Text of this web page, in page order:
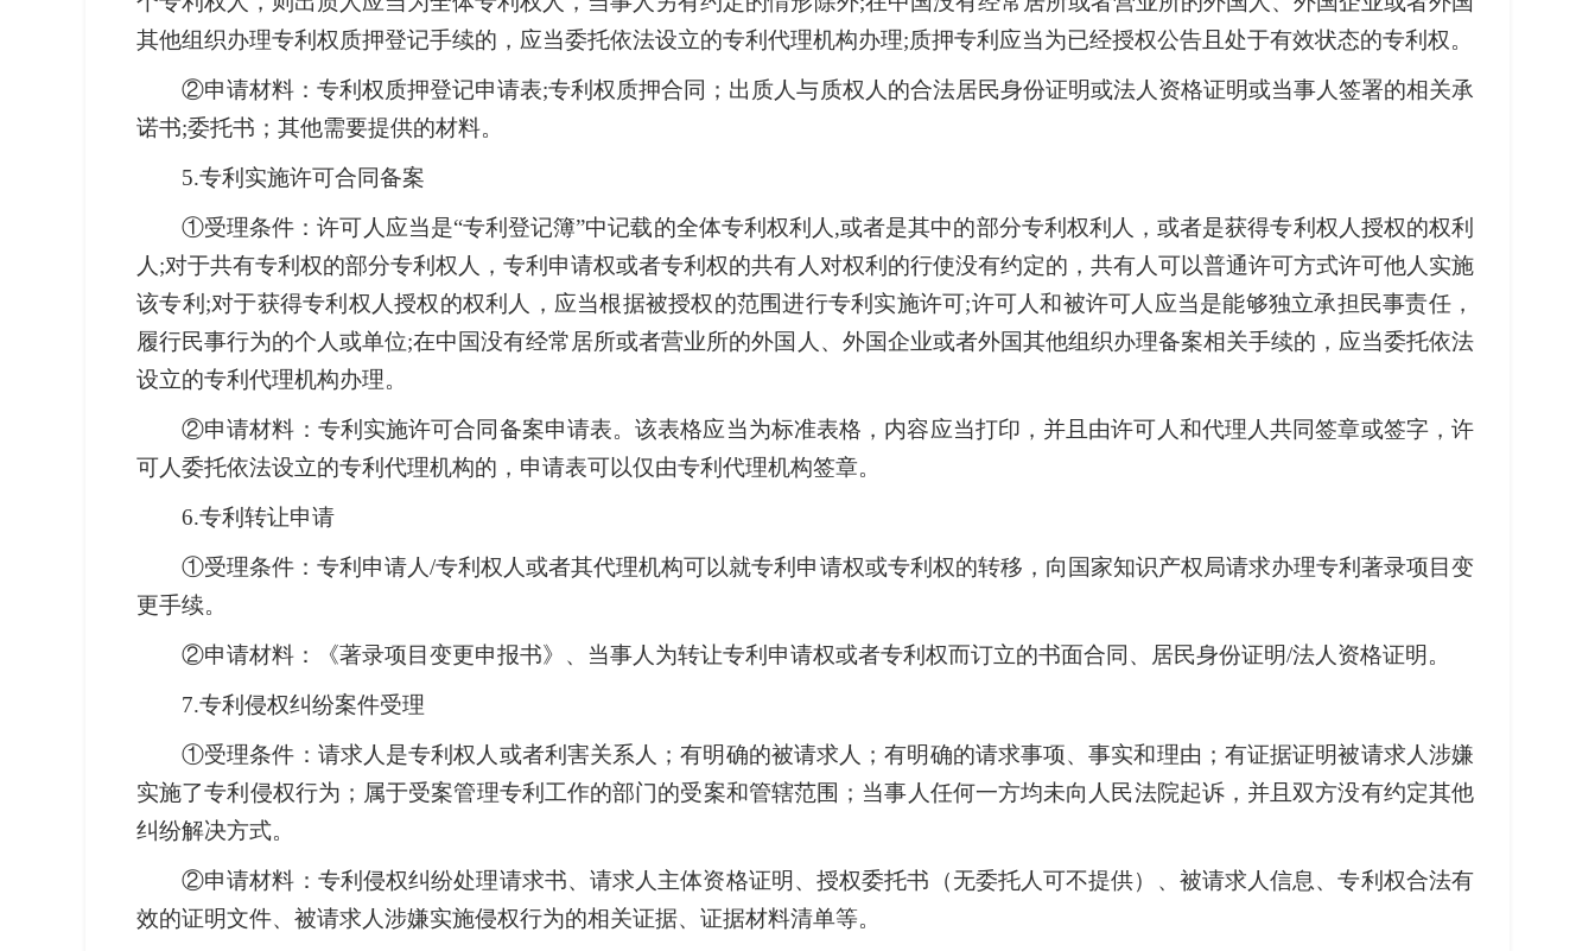
其他组织办理专利权质押登记手续的，应当委托依法设立的专利代理机构办理;质押专利应当为已经授权公告且处于有效状态的专利权。
②申请材料：专利权质押登记申请表;专利权质押合同；出质人与质权人的合法居民身份证明或法人资格证明或当事人签署的相关承
诺书;委托书；其他需要提供的材料。
5.专利实施许可合同备案
①受理条件：许可人应当是“专利登记簿”中记载的全体专利权利人,或者是其中的部分专利权利人，或者是获得专利权人授权的权利
人;对于共有专利权的部分专利权人，专利申请权或者专利权的共有人对权利的行使没有约定的，共有人可以普通许可方式许可他人实施
该专利;对于获得专利权人授权的权利人，应当根据被授权的范围进行专利实施许可;许可人和被许可人应当是能够独立承担民事责任，
履行民事行为的个人或单位;在中国没有经常居所或者营业所的外国人、外国企业或者外国其他组织办理备案相关手续的，应当委托依法
设立的专利代理机构办理。
②申请材料：专利实施许可合同备案申请表。该表格应当为标准表格，内容应当打印，并且由许可人和代理人共同签章或签字，许
可人委托依法设立的专利代理机构的，申请表可以仅由专利代理机构签章。
6.专利转让申请
①受理条件：专利申请人/专利权人或者其代理机构可以就专利申请权或专利权的转移，向国家知识产权局请求办理专利著录项目变
更手续。
②申请材料：《著录项目变更申报书》、当事人为转让专利申请权或者专利权而订立的书面合同、居民身份证明/法人资格证明。
7.专利侵权纠纷案件受理
①受理条件：请求人是专利权人或者利害关系人；有明确的被请求人；有明确的请求事项、事实和理由；有证据证明被请求人涉嫌
实施了专利侵权行为；属于受案管理专利工作的部门的受案和管辖范围；当事人任何一方均未向人民法院起诉，并且双方没有约定其他
纠纷解决方式。
②申请材料：专利侵权纠纷处理请求书、请求人主体资格证明、授权委托书（无委托人可不提供）、被请求人信息、专利权合法有
效的证明文件、被请求人涉嫌实施侵权行为的相关证据、证据材料清单等。